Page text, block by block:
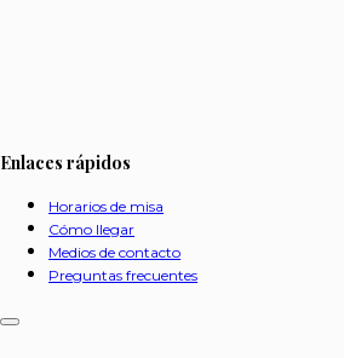
Enlaces rápidos
Horarios de misa
Cómo llegar
Medios de contacto
Preguntas frecuentes